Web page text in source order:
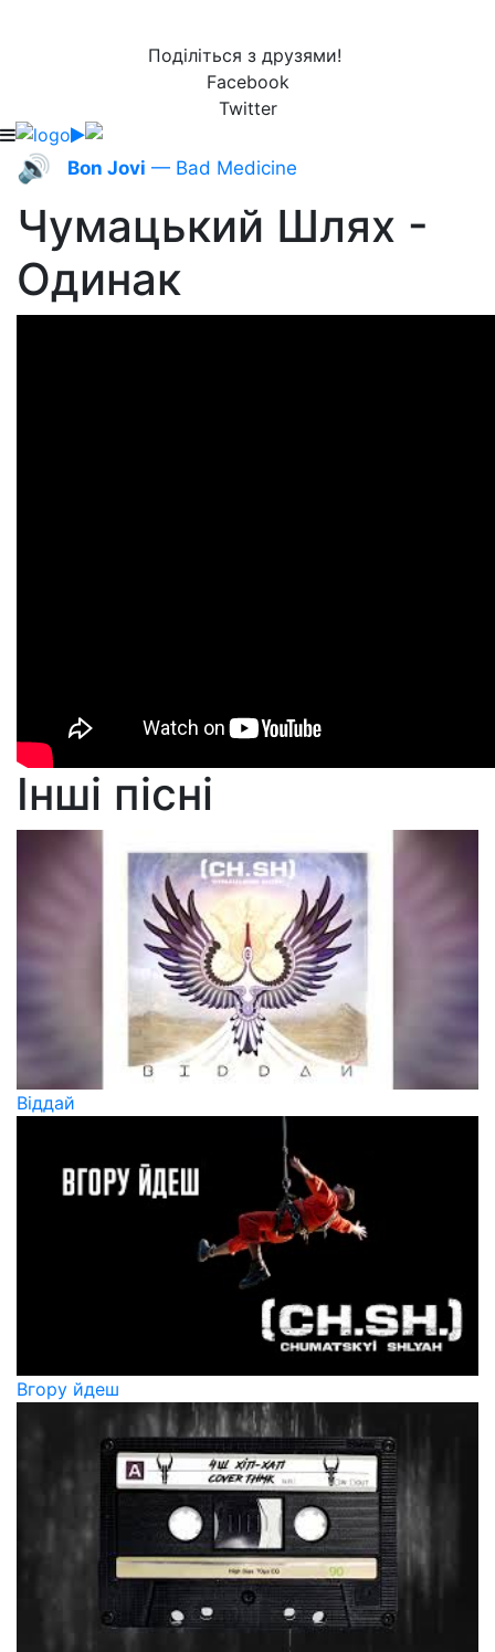
Поділіться з друзями!
Facebook
Twitter
🔊 Bon Jovi — Bad Medicine
Чумацький Шлях -
Одинак
Інші пісні
Віддай
Вгору йдеш